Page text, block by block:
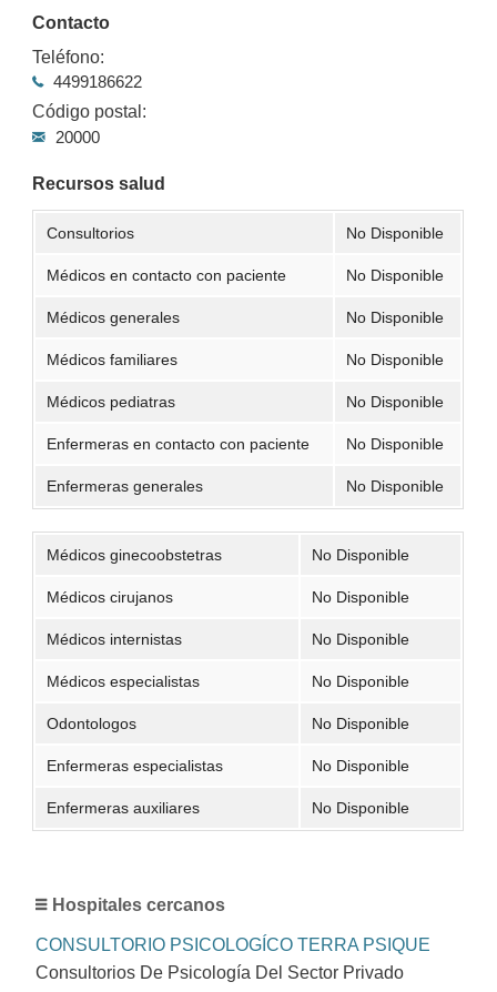
Contacto
Teléfono:
4499186622
Código postal:
20000
Recursos salud
Consultorios No Disponible
Médicos en contacto con paciente No Disponible
Médicos generales No Disponible
Médicos familiares No Disponible
Médicos pediatras No Disponible
Enfermeras en contacto con paciente No Disponible
Enfermeras generales No Disponible
Médicos ginecoobstetras No Disponible
Médicos cirujanos No Disponible
Médicos internistas No Disponible
Médicos especialistas No Disponible
Odontologos No Disponible
Enfermeras especialistas No Disponible
Enfermeras auxiliares No Disponible
Hospitales cercanos
CONSULTORIO PSICOLOGÍCO TERRA PSIQUE
Consultorios De Psicología Del Sector Privado